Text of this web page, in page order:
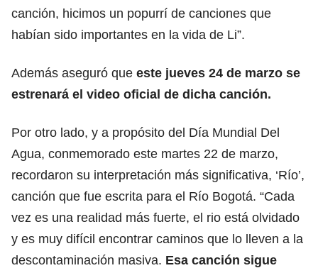
canción, hicimos un popurrí de canciones que
habían sido importantes en la vida de Li”.
Además aseguró que este jueves 24 de marzo se
estrenará el video oficial de dicha canción.
Por otro lado, y a propósito del Día Mundial Del
Agua, conmemorado este martes 22 de marzo,
recordaron su interpretación más significativa, ‘Río’,
canción que fue escrita para el Río Bogotá. “Cada
vez es una realidad más fuerte, el rio está olvidado
y es muy difícil encontrar caminos que lo lleven a la
descontaminación masiva. Esa canción sigue